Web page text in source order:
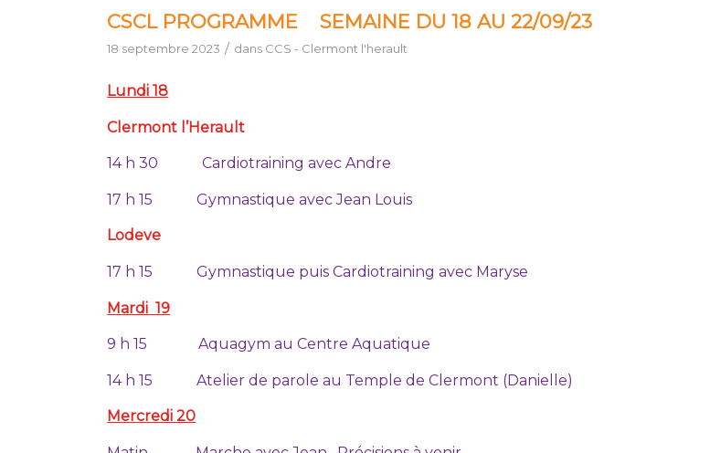
CSCL PROGRAMME SEMAINE DU 18 AU 22/09/23
18 septembre 2023 / dans CCS - Clermont l'herault
Lundi 18
Clermont l’Herault
14 h 30 Cardiotraining avec Andre
17 h 15 Gymnastique avec Jean Louis
Lodeve
17 h 15 Gymnastique puis Cardiotraining avec Maryse
Mardi 19
9 h 15 Aquagym au Centre Aquatique
14 h 15 Atelier de parole au Temple de Clermont (Danielle)
Mercredi 20